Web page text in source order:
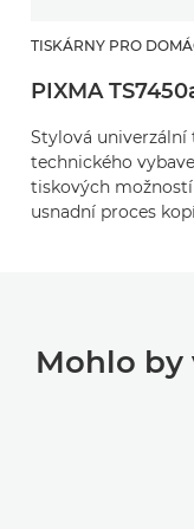
TISKÁRNY PRO
PIXMA
Stylová univerzální
technického
tiskových
usnadní proces
Mohlo by